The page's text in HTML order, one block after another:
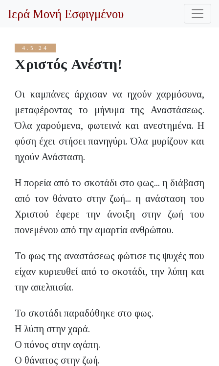
4.5.24
Χριστός Ανέστη!
Οι καμπάνες άρχισαν να ηχούν χαρμόσυνα,
μεταφέροντας το μήνυμα της Αναστάσεως.
Όλα χαρούμενα, φωτεινά και ανεστημένα. Η
φύση έχει στήσει πανηγύρι. Όλα μυρίζουν και
ηχούν Ανάσταση.
Η πορεία από το σκοτάδι στο φως... η διάβαση
από τον θάνατο στην ζωή... η ανάσταση του
Χριστού έφερε την άνοιξη στην ζωή του
πονεμένου από την αμαρτία ανθρώπου.
Το φως της αναστάσεως φώτισε τις ψυχές που
είχαν κυριευθεί από το σκοτάδι, την λύπη και
την απελπισία.
Το σκοτάδι παραδόθηκε στο φως.
Η λύπη στην χαρά.
Ο πόνος στην αγάπη.
Ο θάνατος στην ζωή.
Ιερά Μονή Εσφιγμένου